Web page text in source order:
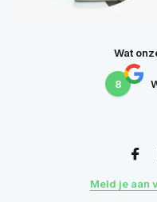
Wat
8
Meld je aan